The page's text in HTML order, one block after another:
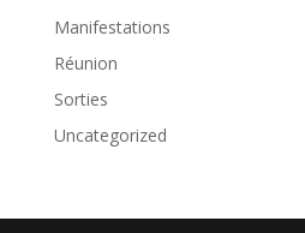
Manifestations
Réunion
Sorties
Uncategorized